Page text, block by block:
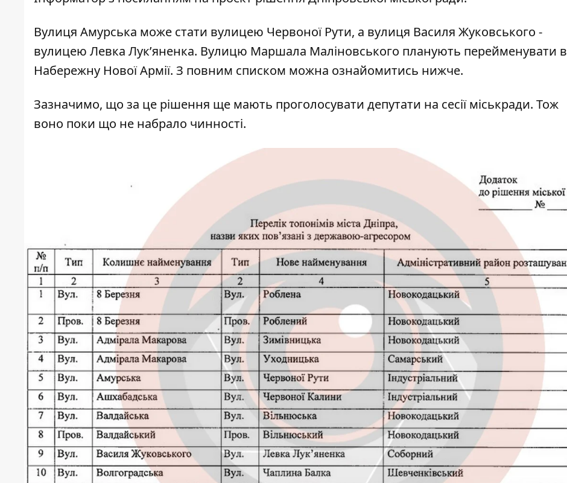
Вулиця Амурська може стати вулицею Червоної Рути, а вулиця Василя Жуковського -
вулицею Левка Лук’яненка. Вулицю Маршала Маліновського планують перейменувати в
Набережну Нової Армії. З повним списком можна ознайомитись нижче.
Зазначимо, що за це рішення ще мають проголосувати депутати на сесії міськради. Тож
воно поки що не набрало чинності.